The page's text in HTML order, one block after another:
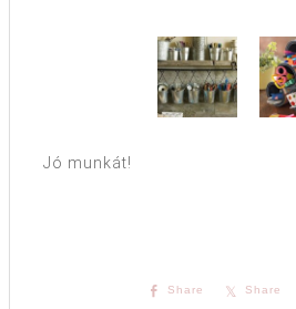
Jó munkát!
Share Share